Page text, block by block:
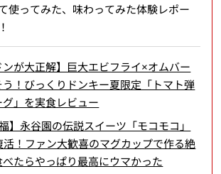
使ってみた、味わってみた体験レポー
ンが大正解】巨大エビフライ×オムバー
！びっくりドンキー夏限定「トマト弾
」を実食レビュー
】永谷園の伝説スイーツ「モコモコ」
活！ファン大歓喜のマグカップで作る絶
たらやっぱり最高にウマかった